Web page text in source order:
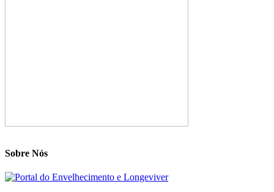
Sobre Nós